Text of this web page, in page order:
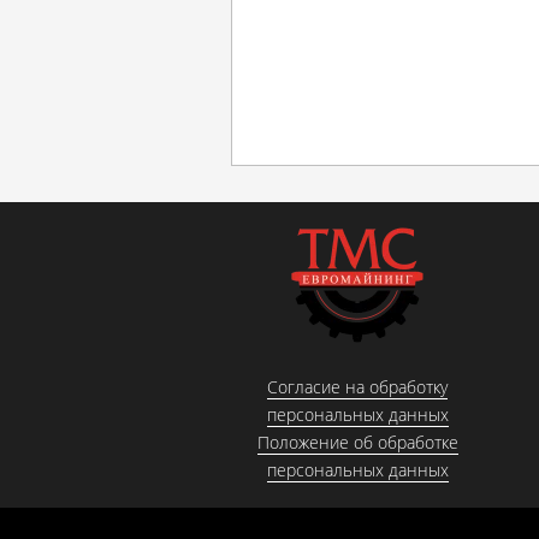
Согласие на обработку
персональных данных
Положение об обработке
персональных данных